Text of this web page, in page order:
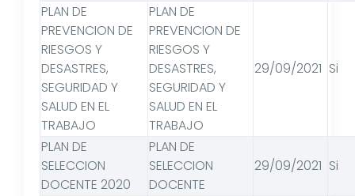
PLAN DE
PREVENCION DE
RIESGOS Y
DESASTRES,
SEGURIDAD Y
SALUD EN EL
TRABAJO
PLAN DE
PREVENCION DE
RIESGOS Y
DESASTRES,
SEGURIDAD Y
SALUD EN EL
TRABAJO
29/09/2021 Si
PLAN DE
SELECCION
DOCENTE 2020
PLAN DE
SELECCION
DOCENTE
29/09/2021 Si